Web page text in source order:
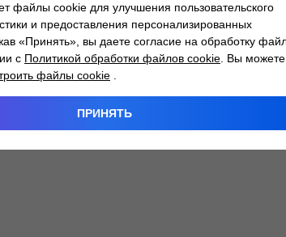
while loading atlantm.by (see the
файлы cookie для улучшения пользовательского
и предоставления персонализированных
«Принять», вы даете согласие на обработку
с Политикой обработки файлов cookie . Вы можете
файлы cookie
ПРИНЯТЬ